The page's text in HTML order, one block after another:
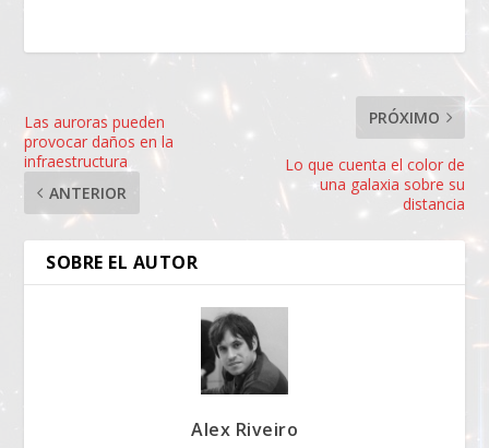
Las auroras pueden
provocar daños en la
infraestructura
ANTERIOR
PRÓXIMO
Lo que cuenta el color de
una galaxia sobre su
distancia
SOBRE EL AUTOR
Alex Riveiro